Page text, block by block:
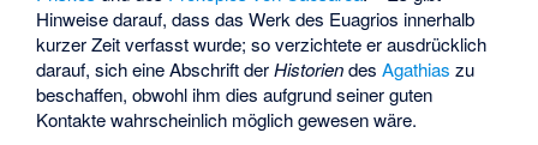
Hinweise darauf, dass das Werk des Euagrios innerhalb
kurzer Zeit verfasst wurde; so verzichtete er ausdrücklich
darauf, sich eine Abschrift derHistoriendesAgathias zu
beschaffen, obwohl ihm dies aufgrund seiner guten
Kontakte wahrscheinlich möglich gewesen wäre.